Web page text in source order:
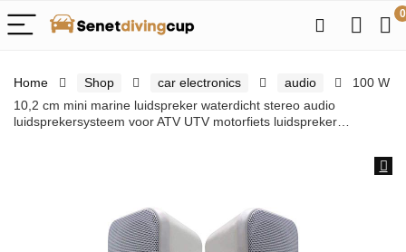
0
Home Shop car electronics audio
100 W
10,2 cm mini marine luidspreker waterdicht stereo audio
luidsprekersysteem voor ATV UTV motorfiets luidspreker…